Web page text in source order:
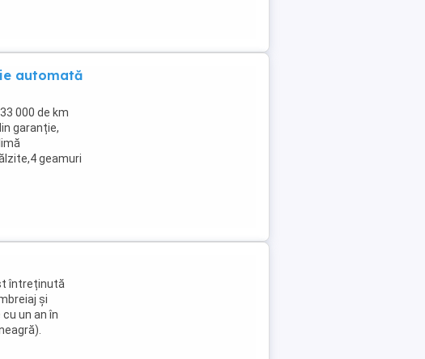
automată
000 de km
garanție,
geamuri
întreținută
și
un an în